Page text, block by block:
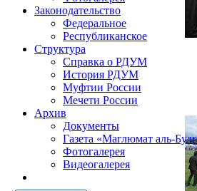
Законодательство
Федеральное
Республиканское
Структура
Справка о РДУМ
История РДУМ
Муфтии России
Мечети России
Архив
Документы
Газета «Маглюмат аль-
Фотогалерея
Видеогалерея